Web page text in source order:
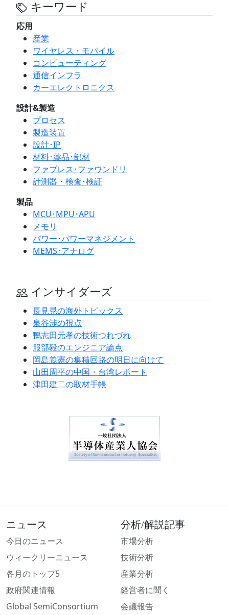
キーワード
応用
産業
ワイヤレス・モバイル
コンピューティング
通信インフラ
カーエレクトロニクス
設計&製造
プロセス
製造装置
設計･IP
材料･薬品･部材
ファブレス･ファウンドリ
計測器・検査･検証
製品
MCU･MPU･APU
メモリ
パワー･パワーマネジメント
MEMS･アナログ
インサイダーズ
長見晃の海外トピックス
泉谷渉の視点
鴨志田元孝の技術つれづれ
服部毅のエンジニア論点
岡島義憲の集積回路の明日に向けて
山田周平の中国・台湾レポート
津田建二の取材手帳
ニュース
今日のニュース
ウィークリーニュース
各月のトップ5
政府関連情報
Global SemiConsortium
分析/解説記事
市場分析
技術分析
産業分析
経営者に聞く
会議報告